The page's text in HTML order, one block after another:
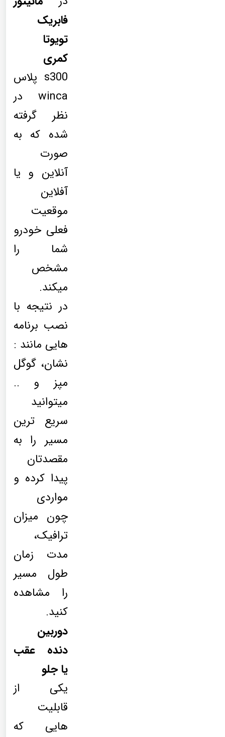
فابریک
تویوتا
کمری
s300 پلاس
winca در
نظر گرفته
شده که به
صورت
آنلاین و یا
آفلاین
موقعیت
فعلی خودرو
شما را
مشخص
میکند.
در نتیجه با
نصب برنامه
هایی مانند :
نشان، گوگل
مپز و ..
میتوانید
سریع ترین
مسیر را به
مقصدتان
پیدا کرده و
مواردی
چون میزان
ترافیک،
مدت زمان
طول مسیر
را مشاهده
کنید.
دوربین
دنده عقب
یا جلو
یکی از
قابلیت
هایی که